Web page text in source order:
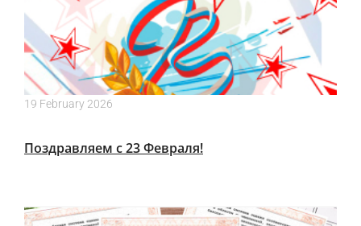
19 February 2026
Поздравляем с 23 Февраля!